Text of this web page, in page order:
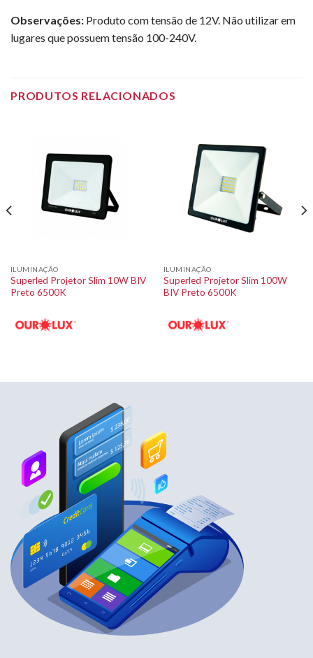
Observações: Produto com tensão de 12V. Não utilizar em
lugares que possuem tensão 100-240V.
PRODUTOS RELACIONADOS
ILUMINAÇÃO
Superled Projetor Slim 10W BIV
Preto 6500K
ILUMINAÇÃO
Superled Projetor Slim 100W
BIV Preto 6500K